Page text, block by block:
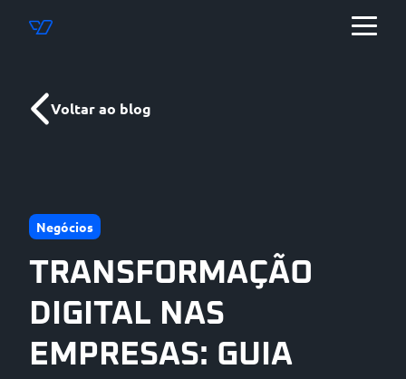
Voltar ao blog
Negócios
TRANSFORMAÇÃO
DIGITAL NAS
EMPRESAS: GUIA